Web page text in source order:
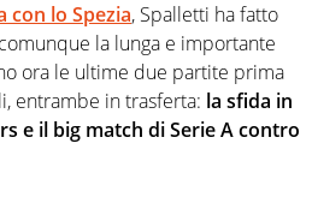
con lo Spezia, Spalletti ha fatto
la lunga e importante
ora le ultime due partite prima
entrambe in trasferta: la sfida in
e il big match di Serie A contro